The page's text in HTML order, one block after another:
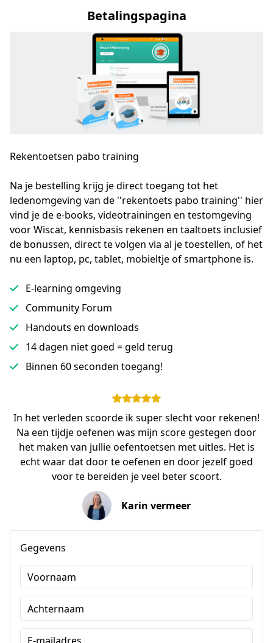
Betalingspagina
Rekentoetsen pabo training
Na je bestelling krijg je direct toegang tot het
ledenomgeving van de ''rekentoets pabo training'' hier
vind je de e-books, videotrainingen en testomgeving
voor Wiscat, kennisbasis rekenen en taaltoets inclusief
de bonussen, direct te volgen via al je toestellen, of het
nu een laptop, pc, tablet, mobieltje of smartphone is.
E-learning omgeving
Community Forum
Handouts en downloads
14 dagen niet goed = geld terug
Binnen 60 seconden toegang!
In het verleden scoorde ik super slecht voor rekenen!
Na een tijdje oefenen was mijn score gestegen door
het maken van jullie oefentoetsen met uitles. Het is
echt waar dat door te oefenen en door jezelf goed
voor te bereiden je veel beter scoort.
Karin vermeer
Gegevens
Voornaam
Achternaam